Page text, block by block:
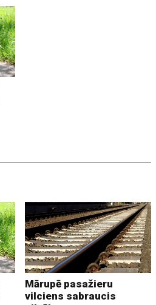
Mārupē pasažieru
vilciens sabraucis